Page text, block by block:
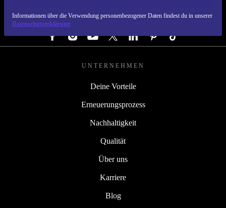
Informationen über die Verwendung personenbezogener Daten findest du in unserer
Datenschutzerklärung
FOLGE UNS
UNTERNEHMEN
Deine Vorteile
Erneuerungsprozess
Nachhaltigkeit
Qualität
Über uns
Karriere
Blog